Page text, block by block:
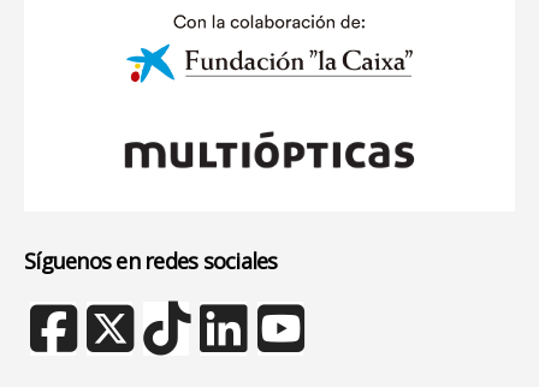
Síguenos en redes sociales